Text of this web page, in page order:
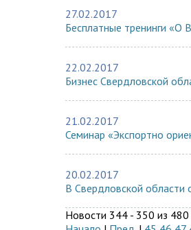
27.02.2017
Бесплатные тренинги «О
22.02.2017
Бизнес Свердловской
21.02.2017
Семинар «Экспортно
20.02.2017
В Свердловской области
Новости 344 - 350 из 480